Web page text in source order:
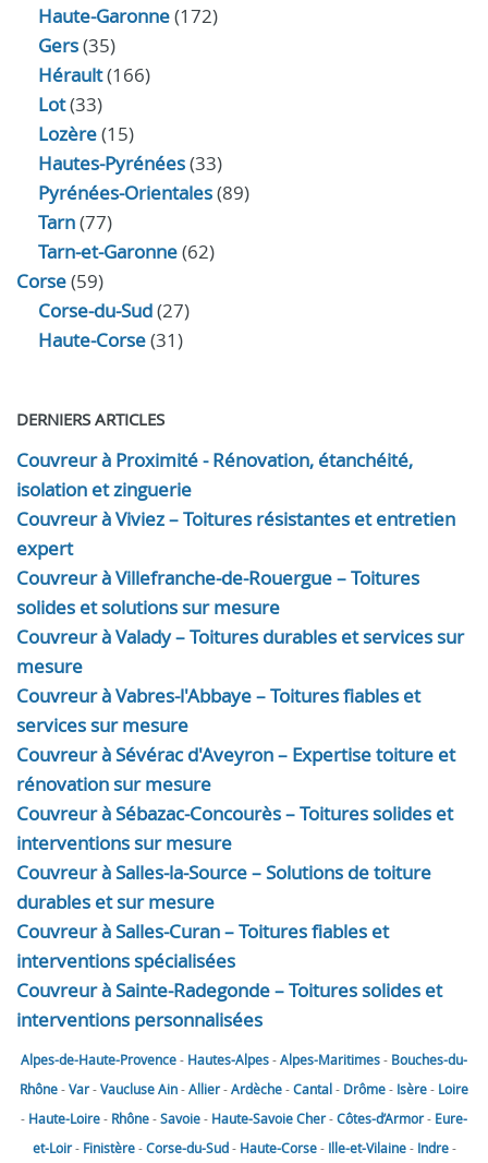
Haute-Garonne(172)
Gers(35)
Hérault(166)
Lot(33)
Lozère(15)
Hautes-Pyrénées(33)
Pyrénées-Orientales(89)
Tarn(77)
Tarn-et-Garonne(62)
Corse(59)
Corse-du-Sud(27)
Haute-Corse(31)
DERNIERS ARTICLES
Couvreur à Proximité - Rénovation, étanchéité,
isolation et zinguerie
Couvreur à Viviez – Toitures résistantes et entretien
expert
Couvreur à Villefranche-de-Rouergue – Toitures
solides et solutions sur mesure
Couvreur à Valady – Toitures durables et services sur
mesure
Couvreur à Vabres-l'Abbaye – Toitures fiables et
services sur mesure
Couvreur à Sévérac d'Aveyron – Expertise toiture et
rénovation sur mesure
Couvreur à Sébazac-Concourès – Toitures solides et
interventions sur mesure
Couvreur à Salles-la-Source – Solutions de toiture
durables et sur mesure
Couvreur à Salles-Curan – Toitures fiables et
interventions spécialisées
Couvreur à Sainte-Radegonde – Toitures solides et
interventions personnalisées
Alpes-de-Haute-Provence- Hautes-Alpes-Alpes-Maritimes- Bouches-du-
Rhône-Var-VaucluseAin-Allier-Ardèche-Cantal- Drôme- Isère- Loire
- Haute-Loire- Rhône-Savoie- Haute-SavoieCher-Côtes-d’Armor- Eure-
et-Loir- Finistère-Corse-du-Sud- Haute-Corse- Ille-et-Vilaine- Indre-